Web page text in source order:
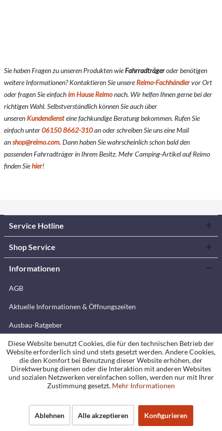
Sie haben Fragen zu unseren Produkten wieFahrradträgeroder benötigen
weitere Informationen? Kontaktieren Sie unsere Reimo-Fachhändlervor Ort
oder fragen Sie einfachim Hause Reimonach. Wir helfen Ihnen gerne bei der
richtigen Wahl. Selbstverständlich können Sie auch über
unseren Kundendiensteine fachkundige Beratung bekommen. Rufen Sie
einfach unter06150 8662-310an oder schreiben Sie uns eine Mail
anshop@reimo.com. Dann haben Sie wahrscheinlich schon bald den
passenden Fahrradträger in Ihrem Besitz. Mehr Camping-Artikel auf Reimo
finden Siehier!
Service Hotline
Shop Service
Informationen
AGB
Aktuelle Informationen & Öffnungszeiten
Ausbau-Ratgeber
Barrierefreiheitserklärung
Cookie-Einstellungen
Datenschutzerklärung
Impressum
Diese Website benutzt Cookies, die für den technischen Betrieb der
Website erforderlich sind und stets gesetzt werden. Andere Cookies,
die den Komfort bei Benutzung dieser Website erhöhen, der
Direktwerbung dienen oder die Interaktion mit anderen Websites
und sozialen Netzwerken vereinfachen sollen, werden nur mit Ihrer
Zustimmung gesetzt. Mehr Informationen
Ablehnen Alle akzeptieren Konfigurieren